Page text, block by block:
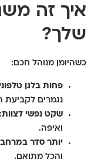
איך זה
שלך?
כשהיומן מנוהל חכם:
פחות בלגן
נגמרים לקביעת
שקט נפשי לצוות:
ואיפה.
יותר סדר
והכל מתואם.